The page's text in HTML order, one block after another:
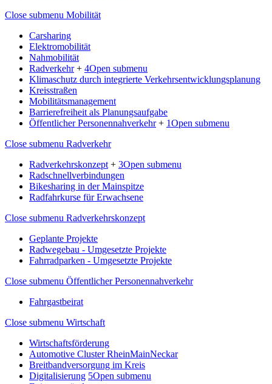
Close submenu Mobilität
Carsharing
Elektromobilität
Nahmobilität
Radverkehr + 4Open submenu
Klimaschutz durch integrierte Verkehrsentwicklungsplanung
Kreisstraßen
Mobilitätsmanagement
Barrierefreiheit als Planungsaufgabe
Öffentlicher Personennahverkehr + 1Open submenu
Close submenu Radverkehr
Radverkehrskonzept + 3Open submenu
Radschnellverbindungen
Bikesharing in der Mainspitze
Radfahrkurse für Erwachsene
Close submenu Radverkehrskonzept
Geplante Projekte
Radwegebau - Umgesetzte Projekte
Fahrradparken - Umgesetzte Projekte
Close submenu Öffentlicher Personennahverkehr
Fahrgastbeirat
Close submenu Wirtschaft
Wirtschaftsförderung
Automotive Cluster RheinMainNeckar
Breitbandversorgung im Kreis
Digitalisierung 5Open submenu